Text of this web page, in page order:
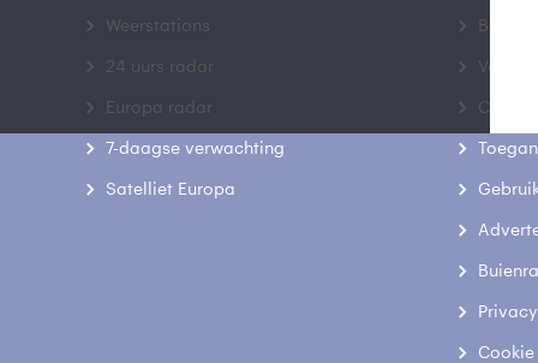
Weerstations
24 uurs radar
Europa radar
7-daagse verwachting
Satelliet Europa
Contact